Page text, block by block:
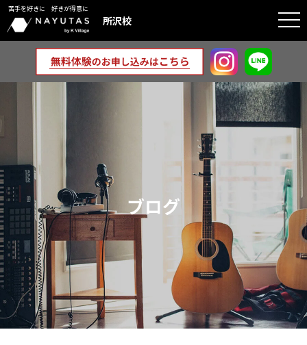
苦手を好きに 好きが得意に
所沢校
ブログ